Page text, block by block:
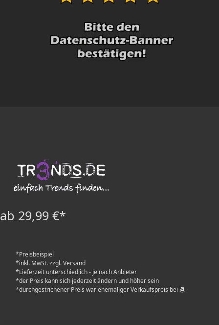
ab 29,99 €*
*Preisbeispiel
*inkl. MwSt. zzgl. Versand
*Lieferzeit unterschiedlich - je nach Anbieter
*der Preis kann sich jederzeit ändern und höher sein
*durchgestrichener Preis war ehemaliger Verkaufspreis bei